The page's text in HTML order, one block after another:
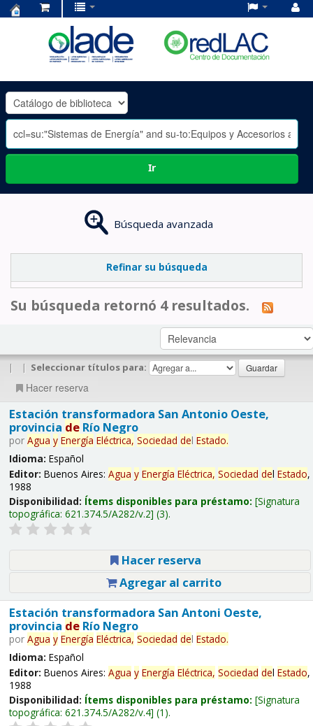
OLADE
-
Ir
Búsqueda avanzada
Refinar su búsqueda
Su búsqueda retornó 4 resultados.
| | Seleccionar títulos para:
Hacer reserva
Estación transformadora San Antonio Oeste,
provincia deRío Negro
por Agua y Energía Eléctrica, Sociedad del Estado.
Idioma: Español
Editor: Buenos Aires: Agua y Energía Eléctrica, Sociedad del Estado,
1988
Disponibilidad: Ítems disponibles para préstamo: Signatura
topográfica: 621.374.5/A282/v.2 (3).
Hacer reserva
Agregar al carrito
Estación transformadora San Antoni Oeste,
provincia deRío Negro
por Agua y Energía Eléctrica, Sociedad del Estado.
Idioma: Español
Editor: Buenos Aires: Agua y Energía Eléctrica, Sociedad del Estado,
1988
Disponibilidad: Ítems disponibles para préstamo: Signatura
topográfica: 621.374.5/A282/v.4 (1).